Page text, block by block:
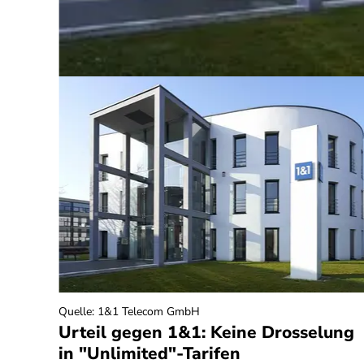
Urteil gegen 1&1: Keine Drosselung
in "Unlimited"-Tarifen
Quelle: 1&1 Telecom GmbH